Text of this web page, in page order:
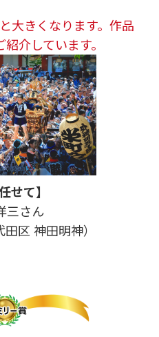
大きくなります。作品
介しています。
せて】
三さん
田区 神田明神）